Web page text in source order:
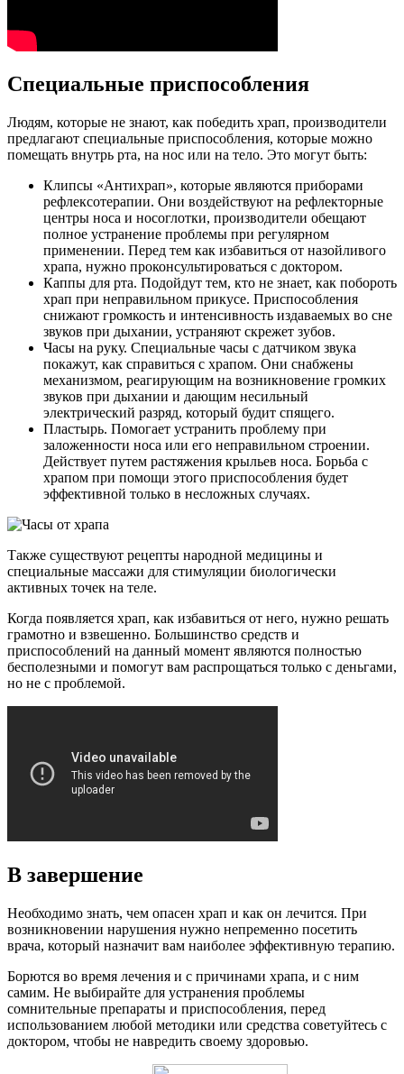
Специальные приспособления
Людям, которые не знают, как победить храп, производители
предлагают специальные приспособления, которые можно
помещать внутрь рта, на нос или на тело. Это могут быть:
Клипсы «Антихрап», которые являются приборами
рефлексотерапии. Они воздействуют на рефлекторные
центры носа и носоглотки, производители обещают
полное устранение проблемы при регулярном
применении. Перед тем как избавиться от назойливого
храпа, нужно проконсультироваться с доктором.
Каппы для рта. Подойдут тем, кто не знает, как побороть
храп при неправильном прикусе. Приспособления
снижают громкость и интенсивность издаваемых во сне
звуков при дыхании, устраняют скрежет зубов.
Часы на руку. Специальные часы с датчиком звука
покажут, как справиться с храпом. Они снабжены
механизмом, реагирующим на возникновение громких
звуков при дыхании и дающим несильный
электрический разряд, который будит спящего.
Пластырь. Помогает устранить проблему при
заложенности носа или его неправильном строении.
Действует путем растяжения крыльев носа. Борьба с
храпом при помощи этого приспособления будет
эффективной только в несложных случаях.
Также существуют рецепты народной медицины и
специальные массажи для стимуляции биологически
активных точек на теле.
Когда появляется храп, как избавиться от него, нужно решать
грамотно и взвешенно. Большинство средств и
приспособлений на данный момент являются полностью
бесполезными и помогут вам распрощаться только с деньгами,
но не с проблемой.
В завершение
Необходимо знать, чем опасен храп и как он лечится. При
возникновении нарушения нужно непременно посетить
врача, который назначит вам наиболее эффективную терапию.
Борются во время лечения и с причинами храпа, и с ним
самим. Не выбирайте для устранения проблемы
сомнительные препараты и приспособления, перед
использованием любой методики или средства советуйтесь с
доктором, чтобы не навредить своему здоровью.